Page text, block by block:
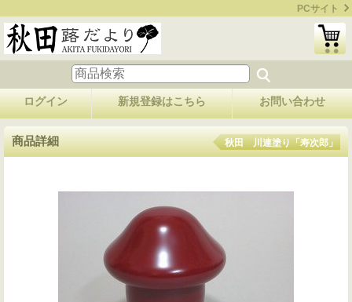
PCサイト
ログイン 新規登録はこちら お問い合わせ
商品詳細 秋田 川連塗り「寿次郎」